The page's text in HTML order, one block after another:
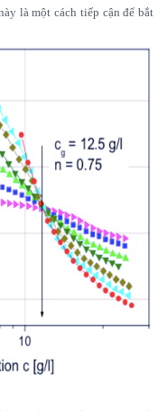
là một cách tiếp cận để bắt